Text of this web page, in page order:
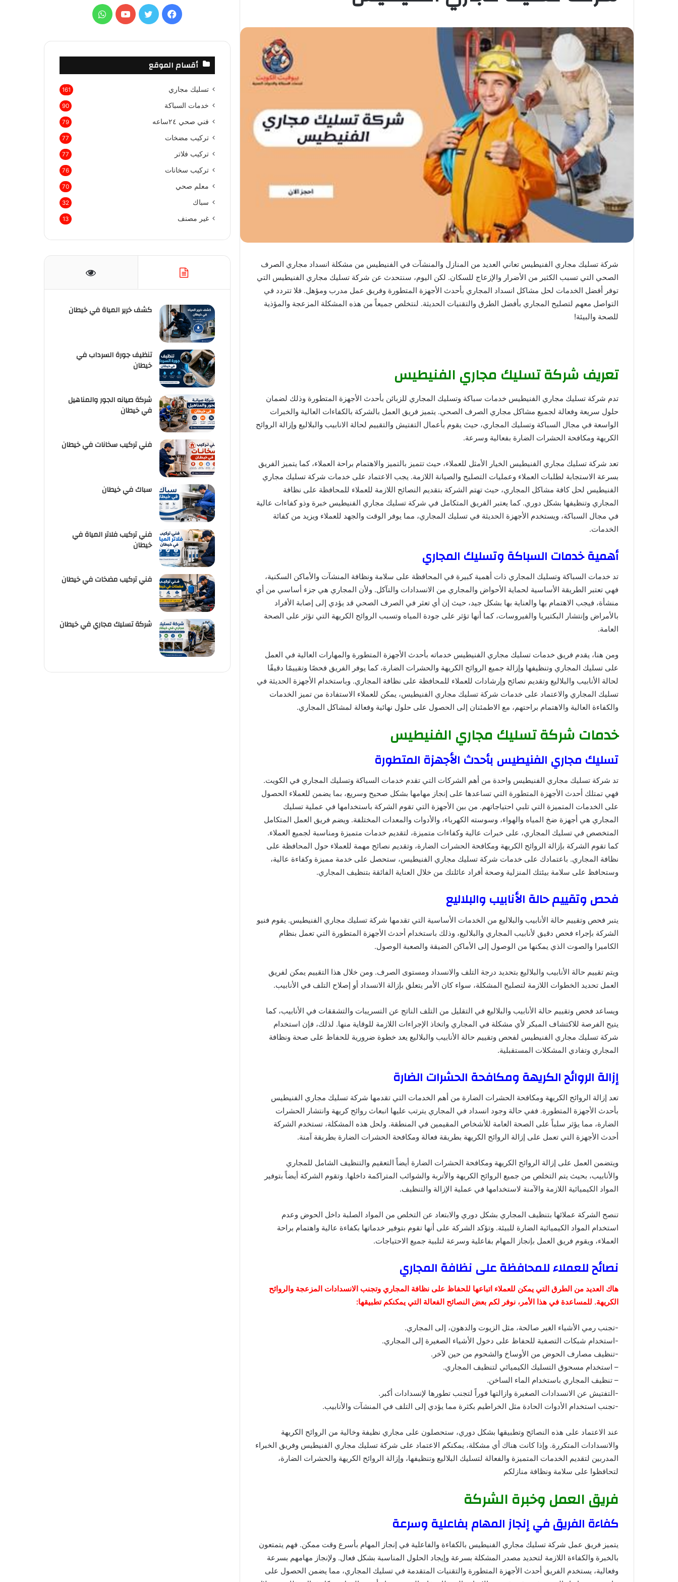
شركة تسليك مجاري الفنيطيس تعاني العديد من المنازل والمنشآت في الفنيطيس من مشكلة انسداد مجاري الصرف
الصحي التي تسبب الكثير من الأضرار والإزعاج للسكان. لكن اليوم، سنتحدث عن شركة تسليك مجاري الفنيطيس التي
توفر أفضل الخدمات لحل مشاكل انسداد المجاري بأحدث الأجهزة المتطورة وفريق عمل مدرب ومؤهل. فلا تتردد في
التواصل معهم لتصليح المجاري بأفضل الطرق والتقنيات الحديثة. لنتخلص جميعاً من هذه المشكلة المزعجة والمؤذية
للصحة والبيئة!
تعريف شركة تسليك مجاري الفنيطيس
تدم شركة تسليك مجاري الفنيطيس خدمات سباكة وتسليك المجاري للزبائن بأحدث الأجهزة المتطورة وذلك لضمان
حلول سريعة وفعالة لجميع مشاكل مجاري الصرف الصحي. يتميز فريق العمل بالشركة بالكفاءات العالية والخبرات
الواسعة في مجال السباكة وتسليك المجاري، حيث يقوم بأعمال التفتيش والتقييم لحالة الانابيب والبلاليع وإزالة الروائح
الكريهة ومكافحة الحشرات الضارة بفعالية وسرعة.
تعد شركة تسليك مجاري الفنيطيس الخيار الأمثل للعملاء، حيث تتميز بالتميز والاهتمام براحة العملاء، كما يتميز الفريق
بسرعة الاستجابة لطلبات العملاء وعمليات التصليح والصيانة اللازمة. يجب الاعتماد على خدمات شركة تسليك مجاري
الفنيطيس لحل كافة مشاكل المجاري، حيث تهتم الشركة بتقديم النصائح اللازمة للعملاء للمحافظة على نظافة
المجاري وتنظيفها بشكل دوري. كما يعتبر الفريق المتكامل في شركة تسليك مجاري الفنيطيس خبرة وذو كفاءات عالية
في مجال السباكة، ويستخدم الأجهزة الحديثة في تسليك المجاري، مما يوفر الوقت والجهد للعملاء ويزيد من كفائة
الخدمات.
أهمية خدمات السباكة وتسليك المجاري
تد خدمات السباكة وتسليك المجاري ذات أهمية كبيرة في المحافظة على سلامة ونظافة المنشآت والأماكن السكنية،
فهي تعتبر الطريقة الأساسية لحماية الأحواض والمجاري من الانسدادات والتآكل. ولأن المجاري هي جزء أساسي من أي
منشأة، فيجب الاهتمام بها والعناية بها بشكل جيد، حيث إن أي تعثر في الصرف الصحي قد يؤدي إلى إصابة الأفراد
بالأمراض وإنتشار البكتيريا والفيروسات، كما أنها تؤثر على جودة المياه وتسبب الروائح الكريهة التي تؤثر على الصحة
العامة.
ومن هنا، يقدم فريق خدمات تسليك مجاري الفنيطيس خدماته بأحدث الأجهزة المتطورة والمهارات العالية في العمل
على تسليك المجاري وتنظيفها وإزالة جميع الروائح الكريهة والحشرات الضارة، كما يوفر الفريق فحصًا وتقييمًا دقيقًا
لحالة الأنابيب والبلاليع وتقديم نصائح وإرشادات للعملاء للمحافظة على نظافة المجاري. وباستخدام الأجهزة الحديثة في
تسليك المجاري والاعتماد على خدمات شركة تسليك مجاري الفنيطيس، يمكن للعملاء الاستفادة من تميز الخدمات
والكفاءة العالية والاهتمام براحتهم، مع الاطمئنان إلى الحصول على حلول نهائية وفعالة لمشاكل المجاري.
خدمات شركة تسليك مجاري الفنيطيس
تسليك مجاري الفنيطيس بأحدث الأجهزة المتطورة
تد شركة تسليك مجاري الفنيطيس واحدة من أهم الشركات التي تقدم خدمات السباكة وتسليك المجاري في الكويت.
فهي تمتلك أحدث الأجهزة المتطورة التي تساعدها على إنجاز مهامها بشكل صحيح وسريع، بما يضمن للعملاء الحصول
على الخدمات المتميزة التي تلبي احتياجاتهم. من بين الأجهزة التي تقوم الشركة باستخدامها في عملية تسليك
المجاري هي أجهزة ضخ المياه والهواء، وسوسته الكهرباء، والأدوات والمعدات المختلفة. ويضم فريق العمل المتكامل
المتخصص في تسليك المجاري، على خبرات عالية وكفاءات متميزة، لتقديم خدمات متميزة ومناسبة لجميع العملاء.
كما تقوم الشركة بإزالة الروائح الكريهة ومكافحة الحشرات الضارة، وتقديم نصائح مهمة للعملاء حول المحافظة على
نظافة المجاري. باعتمادك على خدمات شركة تسليك مجاري الفنيطيس، ستحصل على خدمة مميزة وكفاءة عالية،
وستحافظ على سلامة بيئتك المنزلية وصحة أفراد عائلتك من خلال العناية الفائقة بتنظيف المجاري.
فحص وتقييم حالة الأنابيب والبلاليع
يتبر فحص وتقييم حالة الأنابيب والبلاليع من الخدمات الأساسية التي تقدمها شركة تسليك مجاري الفنيطيس. يقوم فنيو
الشركة بإجراء فحص دقيق لأنابيب المجاري والبلاليع، وذلك باستخدام أحدث الأجهزة المتطورة التي تعمل بنظام
الكاميرا والصوت الذي يمكنها من الوصول إلى الأماكن الضيقة والصعبة الوصول.
ويتم تقييم حالة الأنابيب والبلاليع بتحديد درجة التلف والانسداد ومستوى الصرف. ومن خلال هذا التقييم يمكن لفريق
العمل تحديد الخطوات اللازمة لتصليح المشكلة، سواء كان الأمر يتعلق بإزالة الانسداد أو إصلاح التلف في الأنابيب.
ويساعد فحص وتقييم حالة الأنابيب والبلاليع في التقليل من التلف الناتج عن التسريبات والتشققات في الأنابيب، كما
يتيح الفرصة للاكتشاف المبكر لأي مشكلة في المجاري واتخاذ الإجراءات اللازمة للوقاية منها. لذلك، فإن استخدام
شركة تسليك مجاري الفنيطيس لفحص وتقييم حالة الأنابيب والبلاليع يعد خطوة ضرورية للحفاظ على صحة ونظافة
المجاري وتفادي المشكلات المستقبلية.
إزالة الروائح الكريهة ومكافحة الحشرات الضارة
تعد إزالة الروائح الكريهة ومكافحة الحشرات الضارة من أهم الخدمات التي تقدمها شركة تسليك مجاري الفنيطيس
بأحدث الأجهزة المتطورة. ففي حالة وجود انسداد في المجاري يترتب عليها انبعاث روائح كريهة وانتشار الحشرات
الضارة، مما يؤثر سلباً على الصحة العامة للأشخاص المقيمين في المنطقة. ولحل هذه المشكلة، تستخدم الشركة
أحدث الأجهزة التي تعمل على إزالة الروائح الكريهة بطريقة فعالة ومكافحة الحشرات الضارة بطريقة آمنة.
ويتضمن العمل على إزالة الروائح الكريهة ومكافحة الحشرات الضارة أيضاً التعقيم والتنظيف الشامل للمجاري
والأنابيب، بحيث يتم التخلص من جميع الروائح الكريهة والأتربة والشوائب المتراكمة داخلها. وتقوم الشركة أيضاً بتوفير
المواد الكيميائية اللازمة والآمنة لاستخدامها في عملية الإزالة والتنظيف.
تنصح الشركة عملائها بتنظيف المجاري بشكل دوري والابتعاد عن التخلص من المواد الصلبة داخل الحوض وعدم
استخدام المواد الكيميائية الضارة للبيئة. وتؤكد الشركة على أنها تقوم بتوفير خدماتها بكفاءة عالية واهتمام براحة
العملاء، ويقوم فريق العمل بإنجاز المهام بفاعلية وسرعة لتلبية جميع الاحتياجات.
نصائح للعملاء للمحافظة على نظافة المجاري
هاك العديد من الطرق التي يمكن للعملاء اتباعها للحفاظ على نظافة المجاري وتجنب الانسدادات المزعجة والروائح
الكريهة. للمساعدة في هذا الأمر، نوفر لكم بعض النصائح الفعالة التي يمكنكم تطبيقها:
-تجنب رمي الأشياء الغير صالحة، مثل الزيوت والدهون، إلى المجاري.
-استخدام شبكات التصفية للحفاظ على دخول الأشياء الصغيرة إلى المجاري.
-تنظيف مصارف الحوض من الأوساخ والشحوم من حين لآخر.
– استخدام مسحوق التسليك الكيميائي لتنظيف المجاري.
– تنظيف المجاري باستخدام الماء الساخن.
-التفتيش عن الانسدادات الصغيرة وازالتها فوراً لتجنب تطورها لإنسدادات أكبر.
-تجنب استخدام الأدوات الحادة مثل الخراطيم بكثرة مما يؤدي إلى التلف في المنشآت والأنابيب.
عند الاعتماد على هذه النصائح وتطبيقها بشكل دوري، ستحصلون على مجاري نظيفة وخالية من الروائح الكريهة
والانسدادات المتكررة. وإذا كانت هناك أي مشكلة، يمكنكم الاعتماد على شركة تسليك مجاري الفنيطيس وفريق الخبراء
المدربين لتقديم الخدمات المتميزة والفعالة لتسليك البلاليع وتنظيفها، وإزالة الروائح الكريهة والحشرات الضارة،
لتحافظوا على سلامة ونظافة منازلكم
فريق العمل وخبرة الشركة
كفاءة الفريق في إنجاز المهام بفاعلية وسرعة
يتميز فريق عمل شركة تسليك مجاري الفنيطيس بالكفاءة والفاعلية في إنجاز المهام بأسرع وقت ممكن. فهم يتمتعون
بالخبرة والكفاءة اللازمة لتحديد مصدر المشكلة بسرعة وإيجاد الحلول المناسبة بشكل فعال. ولإنجاز مهامهم بسرعة
وفعالية، يستخدم الفريق أحدث الأجهزة المتطورة والتقنيات المتقدمة في تسليك المجاري، مما يضمن الحصول على
ع
ن
ف
س
ب
ي
ت
ت
ي
و
ت
س
أقسام الموقع
تسليك مجاري 161
خدمات السباكة 90
فني صحي ٢٤ساعه 79
تركيب مضخات 77
تركيب فلاتر 77
تركيب سخانات 76
معلم صحي 70
سباك 32
غير مصنف 13
كشف خرير المياة في خيطان
تنظيف جورة السرداب في
خيطان
شركة صيانه الجور والمناهيل
في خيطان
فني تركيب سخانات في خيطان
سباك في خيطان
فني تركيب فلاتر المياة في
خيطان
فني تركيب مضخات في خيطان
شركة تسليك مجاري في خيطان